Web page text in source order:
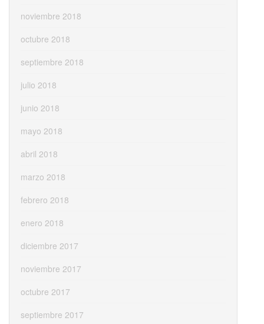
noviembre 2018
octubre 2018
septiembre 2018
julio 2018
junio 2018
mayo 2018
abril 2018
marzo 2018
febrero 2018
enero 2018
diciembre 2017
noviembre 2017
octubre 2017
septiembre 2017